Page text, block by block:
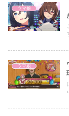
ウマ娘
ウマ娘